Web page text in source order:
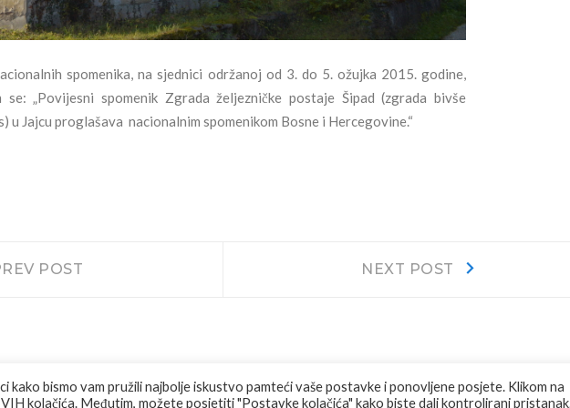
spomenika, na sjednici održanoj od 3. do 5. ožujka 2015. godine,
se: „Povijesni spomenik Zgrada željezničke postaje Šipad (zgrada bivše
u Jajcu proglašava nacionalnim spomenikom Bosne i Hercegovine.“
POST NEXT POST
JAJCE ALL RIGHTS RESERVED.
kako bismo vam pružili najbolje iskustvo pamteći vaše postavke i ponovljene posjete. Klikom na
kolačića. Međutim, možete posjetiti "Postavke kolačića" kako biste dali kontrolirani